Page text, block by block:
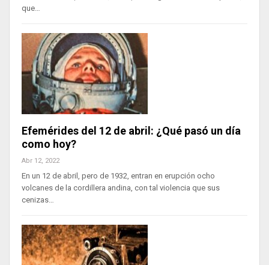
que…
Efemérides del 12 de abril: ¿Qué pasó un día
como hoy?
Abr 12, 2022
En un 12 de abril, pero de 1932, entran en erupción ocho
volcanes de la cordillera andina, con tal violencia que sus
cenizas…